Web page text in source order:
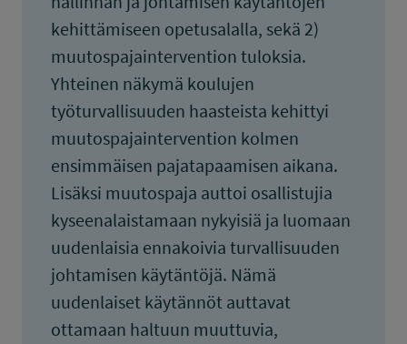
kehittämiseen opetusalalla, sekä 2)
muutospajaintervention tuloksia.
Yhteinen näkymä koulujen
työturvallisuuden haasteista kehittyi
muutospajaintervention kolmen
ensimmäisen pajatapaamisen aikana.
Lisäksi muutospaja auttoi osallistujia
kyseenalaistamaan nykyisiä ja luomaan
uudenlaisia ennakoivia turvallisuuden
johtamisen käytäntöjä. Nämä
uudenlaiset käytännöt auttavat
ottamaan haltuun muuttuvia,